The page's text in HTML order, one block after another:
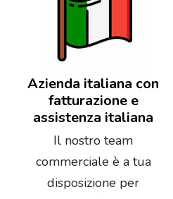
Azienda italiana con
fatturazione e
assistenza italiana
Il nostro team
commerciale è a tua
disposizione per